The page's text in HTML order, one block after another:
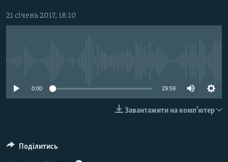
СПЕЦПРОЕКТИ
УКРАЇНСЬКА ПРОБЛЕМА КРИМУ
Qırımtatar
21 січень 2017, 18:10
0:00 29:59
Завантажити на комп'ютер
Поділитись